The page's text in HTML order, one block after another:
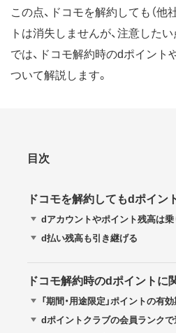
この点、ドコモを解約しても（他
トは消失しませんが、注意した
では、ドコモ解約時のdポイント
ついて解説します。
目次
ドコモを解約してもdポイン
dアカウントやポイント残高は
d払い残高も引き継げる
ドコモ解約時のdポイントに
「期間・用途限定」ポイントの有
dポイントクラブの会員ランク